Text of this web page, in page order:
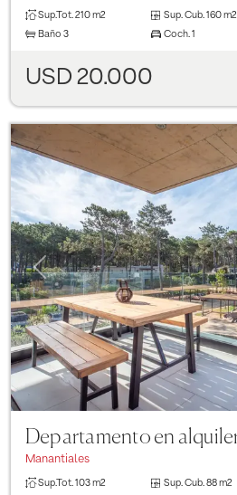
Sup.Tot.210 m2 Sup. Cub. 160 m2
Baño 3 Coch. 1
USD 20.000
Previous
Manantiales
Sup.Tot. 103 m2 Sup. Cub. 88 m2